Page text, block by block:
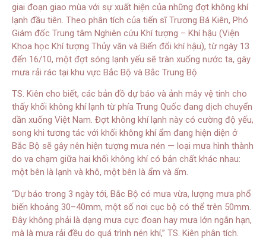
giai đoạn giao mùa với sự xuất hiện của những đợt không khí
lạnh đầu tiên. Theo phân tích của tiến sĩ Trương Bá Kiên, Phó
Giám đốc Trung tâm Nghiên cứu Khí tượng – Khí hậu (Viện
Khoa học Khí tượng Thủy văn và Biến đổi khí hậu), từ ngày 13
đến 16/10, một đợt sóng lạnh yếu sẽ tràn xuống nước ta, gây
mưa rải rác tại khu vực Bắc Bộ và Bắc Trung Bộ.
TS. Kiên cho biết, các bản đồ dự báo và ảnh mây vệ tinh cho
thấy khối không khí lạnh từ phía Trung Quốc đang dịch chuyển
dần xuống Việt Nam. Đợt không khí lạnh này có cường độ yếu,
song khi tương tác với khối không khí ẩm đang hiện diện ở
Bắc Bộ sẽ gây nên hiện tượng mưa nén — loại mưa hình thành
do va chạm giữa hai khối không khí có bản chất khác nhau:
một bên là lạnh và khô, một bên là ẩm và ấm.
“Dự báo trong 3 ngày tới, Bắc Bộ có mưa vừa, lượng mưa phổ
biến khoảng 30–40mm, một số nơi cục bộ có thể trên 50mm.
Đây không phải là dạng mưa cực đoan hay mưa lớn ngắn hạn,
mà là mưa rải đều do quá trình nén khí,” TS. Kiên phân tích.